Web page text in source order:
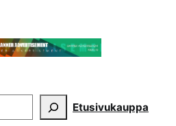
Etusivukauppa